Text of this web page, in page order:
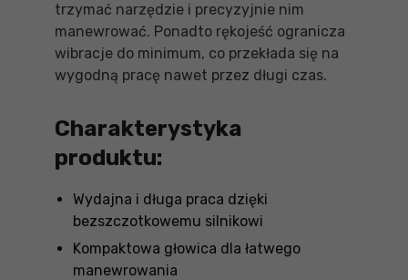
trzymać narzędzie i precyzyjnie nim
manewrować. Ponadto rękojeść ogranicza
wibracje do minimum, co przekłada się na
wygodną pracę nawet przez długi czas.
Charakterystyka
produktu:
Wydajna i długa praca dzięki
bezszczotkowemu silnikowi
Kompaktowa głowica dla łatwego
manewrowania